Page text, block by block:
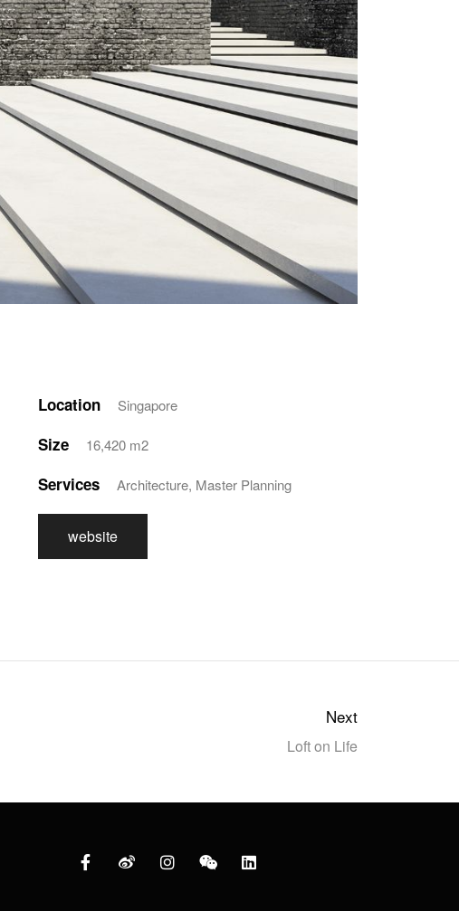
Location Singapore
Size 16,420 m2
Services Architecture, Master Planning
website
Next
Loft on Life